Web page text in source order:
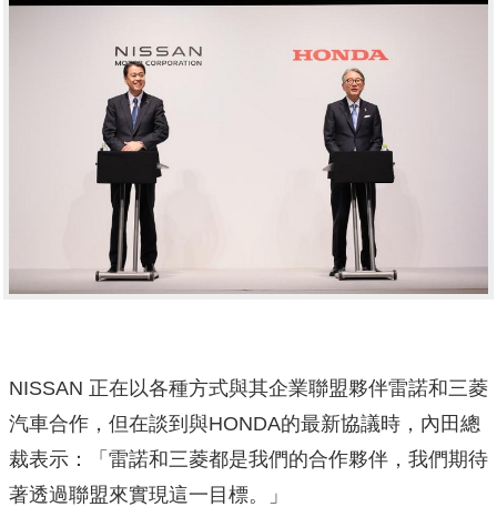
NISSAN 正在以各種方式與其企業聯盟夥伴雷諾和三菱
汽車合作，但在談到與HONDA的最新協議時，內田總
裁表示：「雷諾和三菱都是我們的合作夥伴，我們期待
著透過聯盟來實現這一目標。」